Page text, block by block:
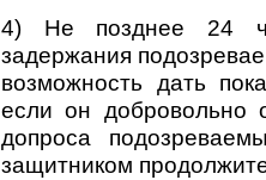
4) Не позднее 24
задержания
возможность дать
если он добровольно
допроса
защитником